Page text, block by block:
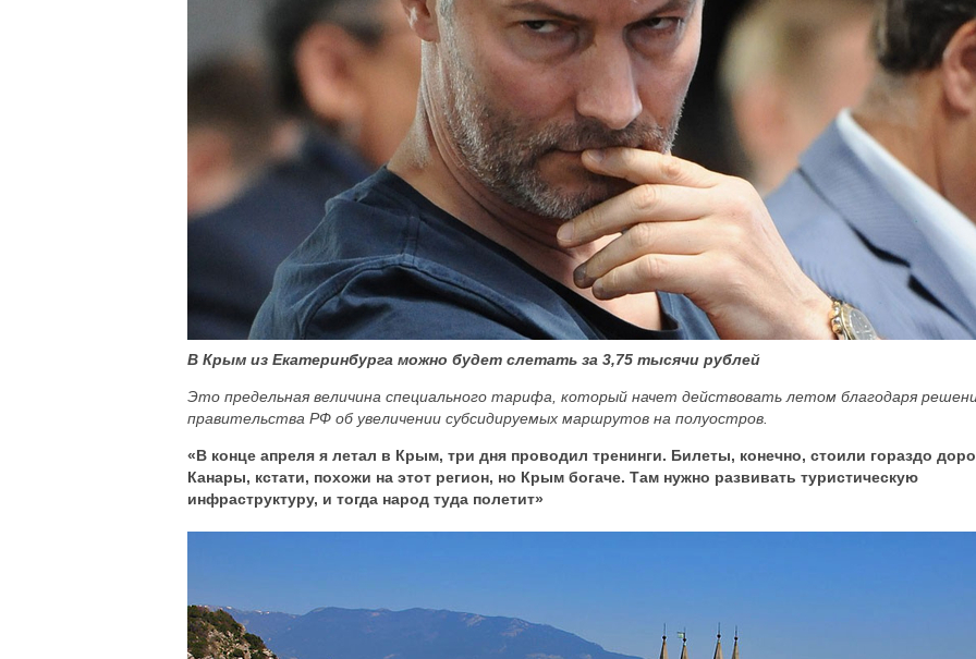
В Крым из Екатеринбурга можно будет слетать за 3,75 тысячи рублей
Это предельная величина специального тарифа, который начет действовать летом благодаря
правительства РФ об увеличении субсидируемых маршрутов на полуостров.
«В конце апреля я летал в Крым, три дня проводил тренинги. Билеты, конечно, стоили гораздо
Канары, кстати, похожи на этот регион, но Крым богаче. Там нужно развивать туристическую
инфраструктуру, и тогда народ туда полетит»